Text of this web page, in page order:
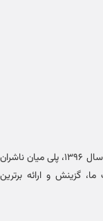
خانه کتاب طاها، مرجع تخصصی آثار علوم انسانی. ما از سال ۱۳۹۶، پلی میان ناشران
گزینش و ارائه برترین